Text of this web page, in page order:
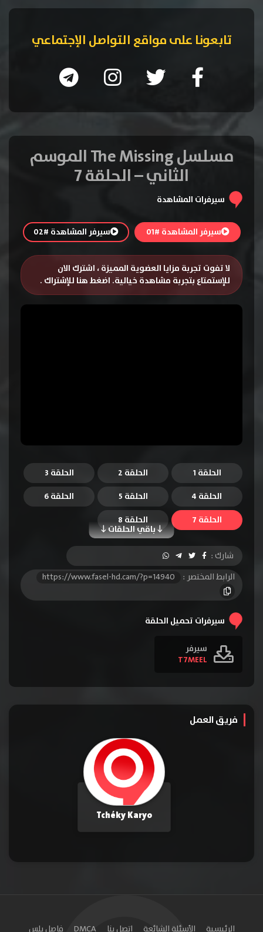
تابعونا على مواقع التواصل الإجتماعي
مسلسل The Missing الموسم
الثاني – الحلقة 7
سيرفرات المشاهدة
سيرفر المشاهدة #01 سيرفر المشاهدة #02
لا تفوت تجربة مزايا العضوية المميزة ، اشترك الان
للإستمتاع بتجربة مشاهدة خيالية. اضغط هنا للإشتراك .
الحلقة 1 الحلقة 2
الحلقة 3
الحلقة 4
الحلقة 5 الحلقة 6
باقي الحلقات
الحلقة 7 الحلقة 8
شارك :
الرابط المختصر :
https://www.fasel-hd.cam/?p=14940
سيرفرات تحميل الحلقة
سيرفر
T7MEEL
فريق العمل
Tchéky Karyo
الرئيسية الأسئلة الشائعة اتصل بنا DMCA فاصل بلس